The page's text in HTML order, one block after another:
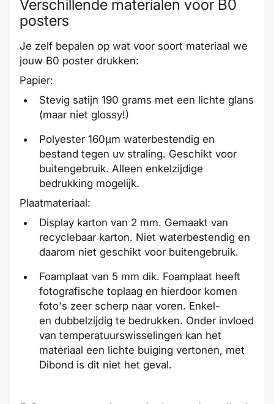
Verschillende materialen voor B0
posters
Je zelf bepalen op wat voor soort materiaal we
jouw B0 poster drukken:
Papier:
Stevig satijn 190 grams met een lichte glans
(maar niet glossy!)
Polyester 160µm waterbestendig en
bestand tegen uv straling. Geschikt voor
buitengebruik. Alleen enkelzijdige
bedrukking mogelijk.
Plaatmateriaal:
Display karton van 2 mm. Gemaakt van
recyclebaar karton. Niet waterbestendig en
daarom niet geschikt voor buitengebruik.
Foamplaat van 5 mm dik. Foamplaat heeft
fotografische toplaag en hierdoor komen
foto's zeer scherp naar voren. Enkel-
en dubbelzijdig te bedrukken. Onder invloed
van temperatuurswisselingen kan het
materiaal een lichte buiging vertonen, met
Dibond is dit niet het geval.